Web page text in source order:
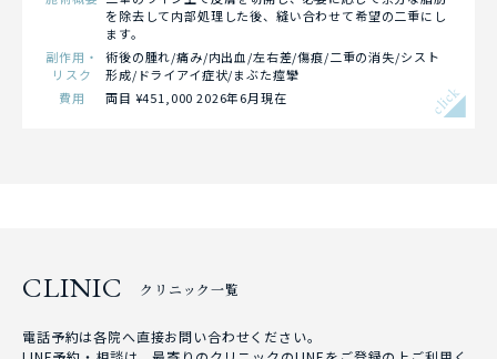
を除去して内部処理した後、縫い合わせて希望の二重にし
ます。
副作用・
リスク
術後の腫れ/痛み/内出血/左右差/傷痕/二重の消失/シスト
形成/ドライアイ症状/まぶた痙攣
費用
両目 ¥451,000 2026年6月現在 click
CLINIC クリニック一覧
電話予約は各院へ直接お問い合わせください。